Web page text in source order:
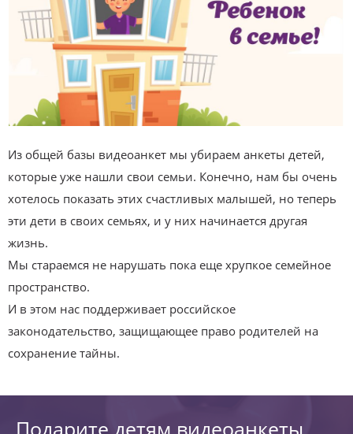
Из общей базы видеоанкет мы убираем анкеты детей,
которые уже нашли свои семьи. Конечно, нам бы очень
хотелось показать этих счастливых малышей, но теперь
эти дети в своих семьях, и у них начинается другая
жизнь.
Мы стараемся не нарушать пока еще хрупкое семейное
пространство.
И в этом нас поддерживает российское
законодательство, защищающее право родителей на
сохранение тайны.
Подарите детям видеоанкеты